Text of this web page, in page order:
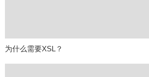
为什么需要XSL？